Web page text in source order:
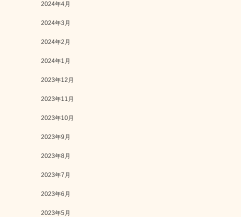
2024年4月
2024年3月
2024年2月
2024年1月
2023年12月
2023年11月
2023年10月
2023年9月
2023年8月
2023年7月
2023年6月
2023年5月